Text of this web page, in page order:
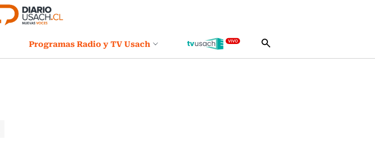
Programas Radio y TV Usach